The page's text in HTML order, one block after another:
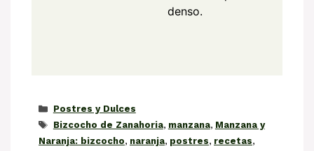
denso.
Categorías
Postres y Dulces
Etiquetas
Bizcocho de Zanahoria, manzana, Manzana y
Naranja: bizcocho, naranja, postres, recetas,